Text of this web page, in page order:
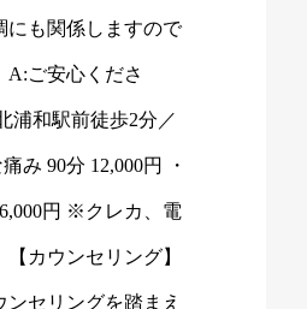
にも関係しますので
A:ご安心くださ
浦和駅前徒歩2分／
90分 12,000円 ・
円 ※クレカ、電
カウンセリング】
セリングを踏まえ